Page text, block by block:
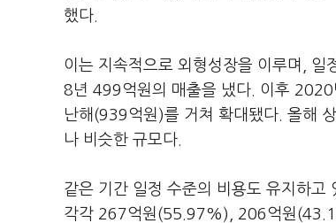
했다.
이는 지속적으로 외형성장을 이루며,
8년 499억원의 매출을 냈다. 이후
난해(939억원)를 거쳐 확대됐다. 올해
나 비슷한 규모다.
같은 기간 일정 수준의 비용도 유지하
각각 267억원(55.97%), 206억원